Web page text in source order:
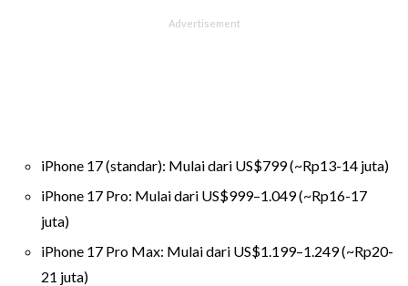
iPhone 17 (standar): Mulai dari US$799 (~Rp13-14 juta)
iPhone 17 Pro: Mulai dari US$999–1.049 (~Rp16-17
juta)
iPhone 17 Pro Max: Mulai dari US$1.199–1.249 (~Rp20-
21 juta)